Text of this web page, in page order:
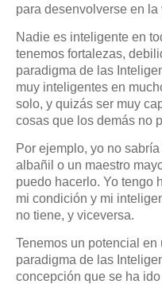
para desenvolverse en la
Nadie es inteligente en
tenemos fortalezas,
paradigma de las
muy inteligentes en
solo, y quizás ser muy
cosas que los demás no
Por ejemplo, yo no
albañil o un maestro
puedo hacerlo. Yo tengo
mi condición y mi
no tiene, y viceversa.
Tenemos un potencial en
paradigma de las
concepción que se ha